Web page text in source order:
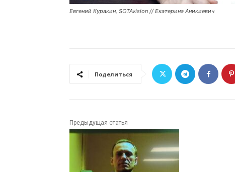
Евгений Куракин, SOTAvision // Екатерина Аникиевич
Поделиться
Предыдущая статья